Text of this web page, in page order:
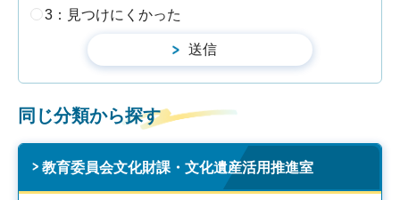
3：見つけにくかった
同じ分類から探す
教育委員会文化財課・文化遺産活用推進室